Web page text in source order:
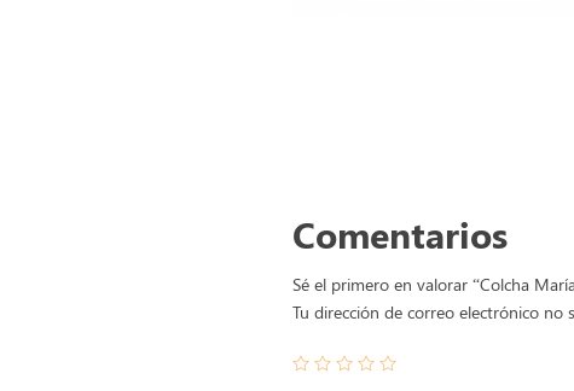
Comentarios
Sé el primero en valorar “Colcha
Tu dirección de correo electrónico no